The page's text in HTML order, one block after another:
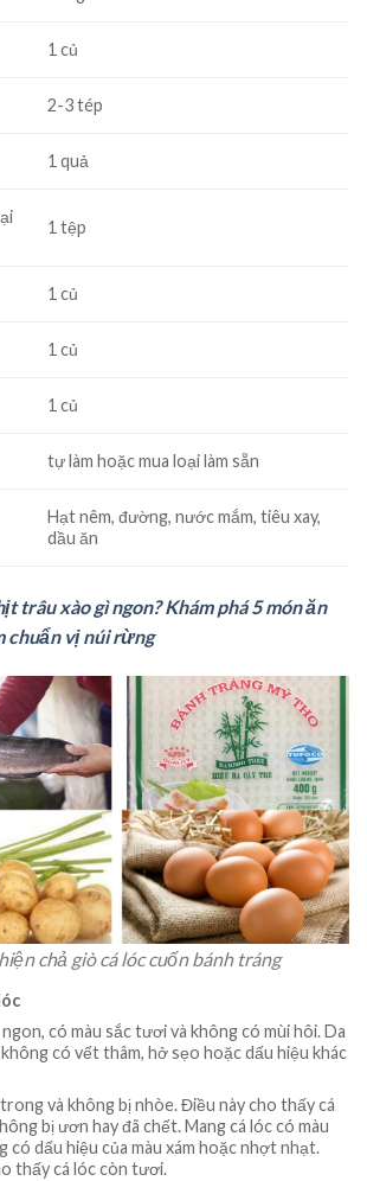
1 củ
2-3 tép
1 quả
1 tệp
1 củ
1 củ
1 củ
tự làm hoặc mua loại làm sẵn
Hạt nêm, đường, nước mắm, tiêu xay,
dầu ăn
trâu xào gì ngon? Khám phá 5 món ăn
chuẩn vị núi rừng
chả giò cá lóc cuốn bánh tráng
có màu sắc tươi và không có mùi hôi. Da
có vết thâm, hở sẹo hoặc dấu hiệu khác
và không bị nhòe. Điều này cho thấy cá
bị ươn hay đã chết. Mang cá lóc có màu
có dấu hiệu của màu xám hoặc nhợt nhạt.
thấy cá lóc còn tươi.